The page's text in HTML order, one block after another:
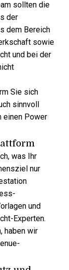
sollten die
der
dem Bereich
sowie
und bei der
Sie sich
sinnvoll
einen Power
was Ihr
nur
und
Experten.
haben wir